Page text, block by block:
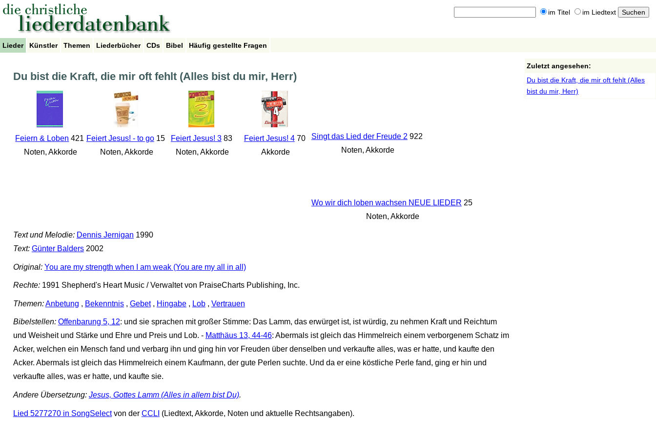
im Titel im Liedtext
Lieder Künstler Themen Liederbücher CDs Bibel Häufig gestellte Fragen
Du bist die Kraft, die mir oft fehlt (Alles bist du mir, Herr)
Feiern & Loben 421
Noten, Akkorde
Feiert Jesus! - to go15
Noten, Akkorde
Feiert Jesus! 383
Noten, Akkorde
Feiert Jesus! 470
Akkorde
Singt das Lied der Freude 2922
Noten, Akkorde
Wo wir dich loben wachsen NEUE LIEDER 25
Noten, Akkorde
Text und Melodie: Dennis Jernigan 1990
Text: Günter Balders2002
Original: You are my strength when I am weak (You are my all in all)
Rechte:1991 Shepherd's Heart Music / Verwaltet von PraiseCharts Publishing, Inc.
Themen:Anbetung , Bekenntnis, Gebet, Hingabe, Lob, Vertrauen
Bibelstellen: Offenbarung 5, 12: und sie sprachen mit großer Stimme: Das Lamm, das erwürget ist, ist würdig, zu nehmen Kraft und Reichtum
und Weisheit und Stärke und Ehre und Preis und Lob. - Matthäus 13, 44-46: Abermals ist gleich das Himmelreich einem verborgenem Schatz im
Acker, welchen ein Mensch fand und verbarg ihn und ging hin vor Freuden über denselben und verkaufte alles, was er hatte, und kaufte den
Acker. Abermals ist gleich das Himmelreich einem Kaufmann, der gute Perlen suchte. Und da er eine köstliche Perle fand, ging er hin und
verkaufte alles, was er hatte, und kaufte sie.
Andere Übersetzung: Jesus, Gottes Lamm (Alles in allem bist Du).
Lied 5277270 in SongSelectvon der CCLI (Liedtext, Akkorde, Noten und aktuelle Rechtsangaben).
Zuletzt angesehen:
Du bist die Kraft, die mir oft fehlt (Alles
bist du mir, Herr)